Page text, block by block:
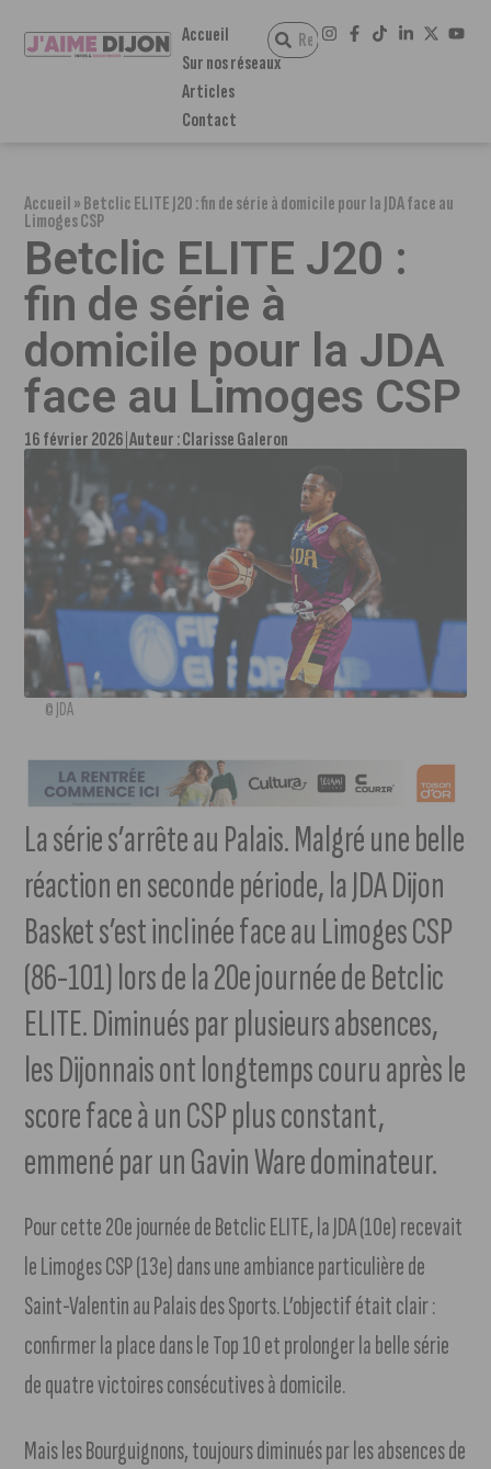
Accueil
Sur nos réseaux
Articles
Contact
Accueil»Betclic ELITE J20 : fin de série à domicile pour la JDA face au
Limoges CSP
Betclic ELITE J20 :
fin de série à
domicile pour la JDA
face au Limoges CSP
16 février 2026 Auteur :Clarisse Galeron
© JDA
La série s’arrête au Palais. Malgré une belle
réaction en seconde période, la JDA Dijon
Basket s’est inclinée face au Limoges CSP
(86-101) lors de la 20e journée de Betclic
ELITE. Diminués par plusieurs absences,
les Dijonnais ont longtemps couru après le
score face à un CSP plus constant,
emmené par un Gavin Ware dominateur.
Pour cette 20e journée de Betclic ELITE, la JDA (10e) recevait
le Limoges CSP (13e) dans une ambiance particulière de
Saint-Valentin au Palais des Sports. L’objectif était clair :
confirmer la place dans le Top 10 et prolonger la belle série
de quatre victoires consécutives à domicile.
Mais les Bourguignons, toujours diminués par les absences de